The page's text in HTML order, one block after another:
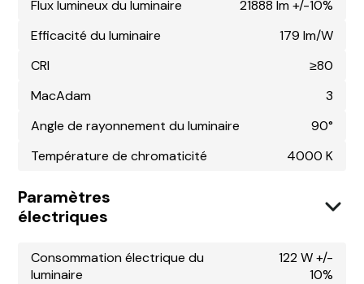
Flux lumineux du luminaire
21888 lm +/-10%
Efficacité du luminaire
179 lm/W
CRI
≥80
MacAdam
3
Angle de rayonnement du luminaire
90°
Température de chromaticité
4000 K
Paramètres
électriques
Consommation électrique du
luminaire
122 W +/-
10%